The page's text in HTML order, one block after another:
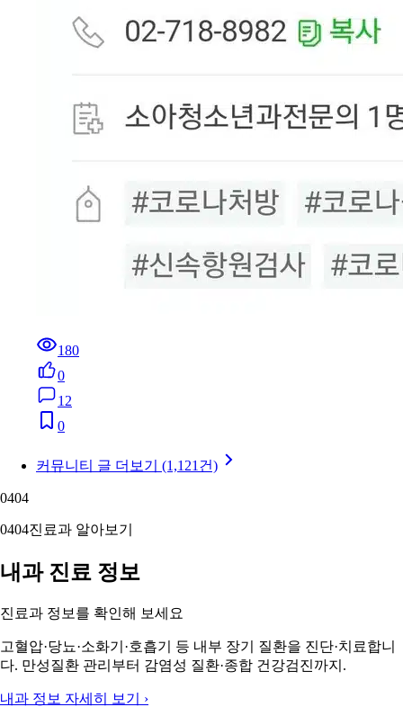
180
0
12
0
커뮤니티 글 더보기 (1,121건)
0404
0404진료과 알아보기
내과 진료 정보
진료과 정보를 확인해 보세요
고혈압·당뇨·소화기·호흡기 등 내부 장기 질환을 진단·치료합니
다. 만성질환 관리부터 감염성 질환·종합 건강검진까지.
내과 정보 자세히 보기 ›